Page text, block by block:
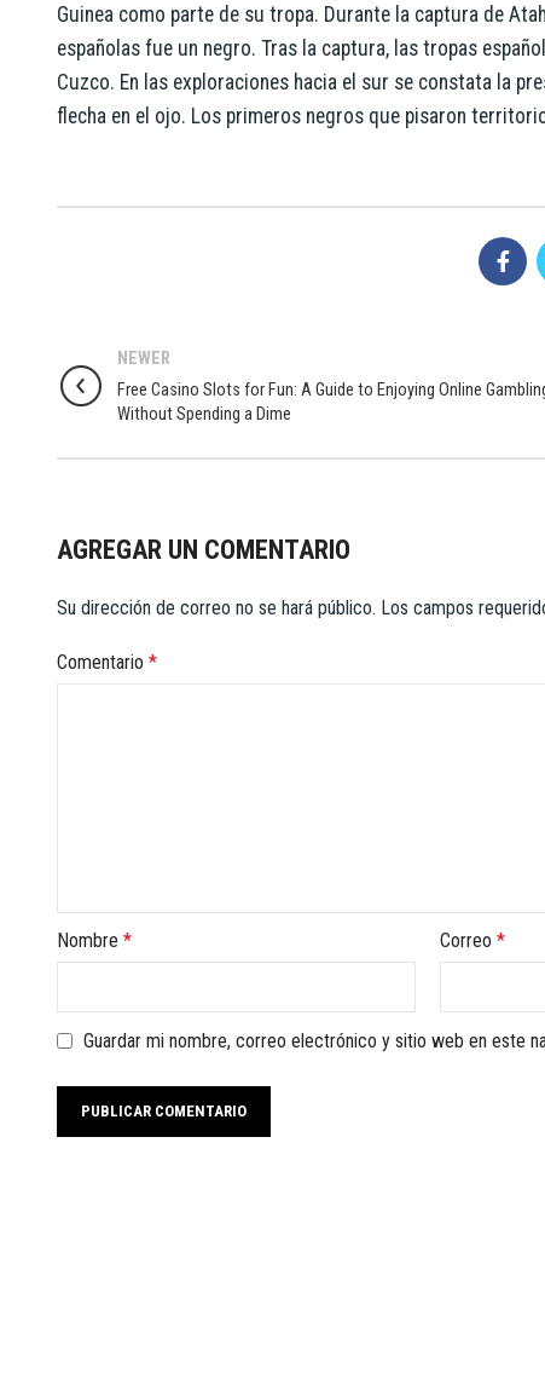
Guinea como parte de su tropa.​ Durante la captura de
españolas fue un negro.​ Tras la captura, las tropas
Cuzco. En las exploraciones hacia el sur se constata la
flecha en el ojo.​ Los primeros negros que pisaron
NEWER
Free Casino Slots for Fun: A Guide to Enjoying Online
Without Spending a Dime
AGREGAR UN COMENTARIO
Su dirección de correo no se hará público. Los campos
Comentario *
Nombre * Correo *
Guardar mi nombre, correo electrónico y sitio web en este